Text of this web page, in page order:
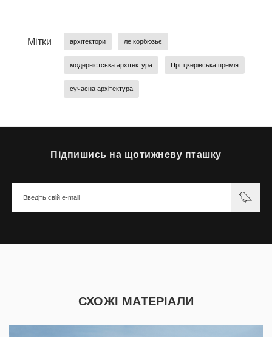
Мітки архітектори ле корбюзьє
модерністська архітектура Прітцкерівська премія
сучасна архітектура
Підпишись на щотижневу пташку
СХОЖІ МАТЕРІАЛИ